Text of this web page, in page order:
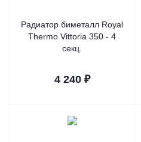
Радиатор биметалл Royal
Thermo Vittoria 350 - 4
секц.
4 240₽